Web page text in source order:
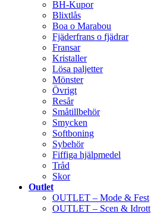
BH-Kupor
Blixtlås
Boa o Marabou
Fjäderfrans o fjädrar
Fransar
Kristaller
Lösa paljetter
Mönster
Övrigt
Resår
Småtillbehör
Smycken
Softboning
Sybehör
Fiffiga hjälpmedel
Tråd
Skor
Outlet
OUTLET – Mode & Fest
OUTLET – Scen & Idrott